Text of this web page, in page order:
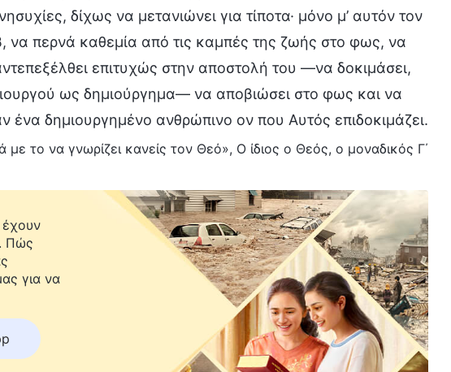
δίχως να μετανιώνει για τίποτα· μόνο μ’ αυτόν τον
να περνά καθεμία από τις καμπές της ζωής στο φως, να
επιτυχώς στην αποστολή του —να δοκιμάσει,
ως δημιούργημα— να αποβιώσει στο φως και να
ένα δημιουργημένο ανθρώπινο ον που Αυτός επιδοκιμάζει.
το να γνωρίζει κανείς τον Θεό», Ο ίδιος ο Θεός, ο μοναδικός Γ΄
Πώς
για να